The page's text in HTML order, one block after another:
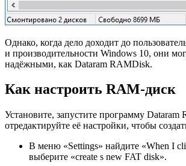
Однако, когда дело доходит до
и производительности Windows 10, они
надёжными, как Dataram RAMDisk.
Как настроить RAM-диск
Установите, запустите программу Dataram
отредактируйте её настройки, чтобы
В меню «Settings» найдите «When I
выберите «create s new FAT disk».